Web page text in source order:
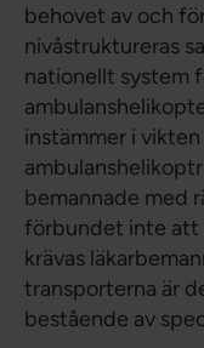
behovet av och
nivåstruktureras
nationellt system
instämmer i
bemannade med
förbundet inte att
krävas
transporterna är
bestående av